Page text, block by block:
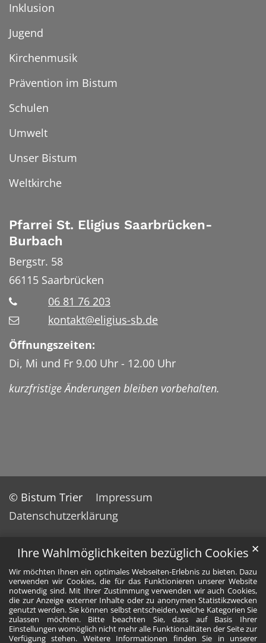
Ihre Wahlmöglichkeiten bezüglich Cookies
Wir möchten Ihnen ein optimales Webseiten-Erlebnis zu bieten. Dazu
verwenden wir Cookies, die für das Funktionieren unserer Website
notwendig sind. Mit Ihrer Zustimmung verwenden wir auch Cookies,
die zur Anzeige externer Inhalte oder zu anonymen Statistikzwecken
genutzt werden. Sie können selbst entscheiden, welche Kategorien Sie
zulassen möchten. Bitte beachten Sie, dass auf Basis Ihrer
Einstellungen womöglich nicht mehr alle Funktionalitäten der Seite zur
Verfügung stehen. Weitere Informationen finden Sie in unserer
✕
Inklusion
Jugend
Kirchenmusik
Prävention im Bistum
Schulen
Umwelt
Unser Bistum
Weltkirche
Pfarrei St. Eligius Saarbrücken-
Burbach
Bergstr. 58
66115 Saarbrücken
06 81 76 203
kontakt@eligius-sb.de
Öffnungszeiten:
Di, Mi und Fr 9.00 Uhr - 12.00 Uhr
kurzfristige Änderungen bleiben vorbehalten.
© Bistum Trier
Impressum
Datenschutzerklärung